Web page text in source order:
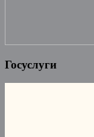
Госуслуги